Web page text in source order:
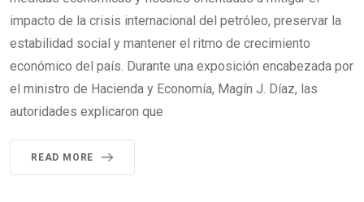
impacto de la crisis internacional del petróleo, preservar la
estabilidad social y mantener el ritmo de crecimiento
económico del país. Durante una exposición encabezada por
el ministro de Hacienda y Economía, Magín J. Díaz, las
autoridades explicaron que
READ MORE